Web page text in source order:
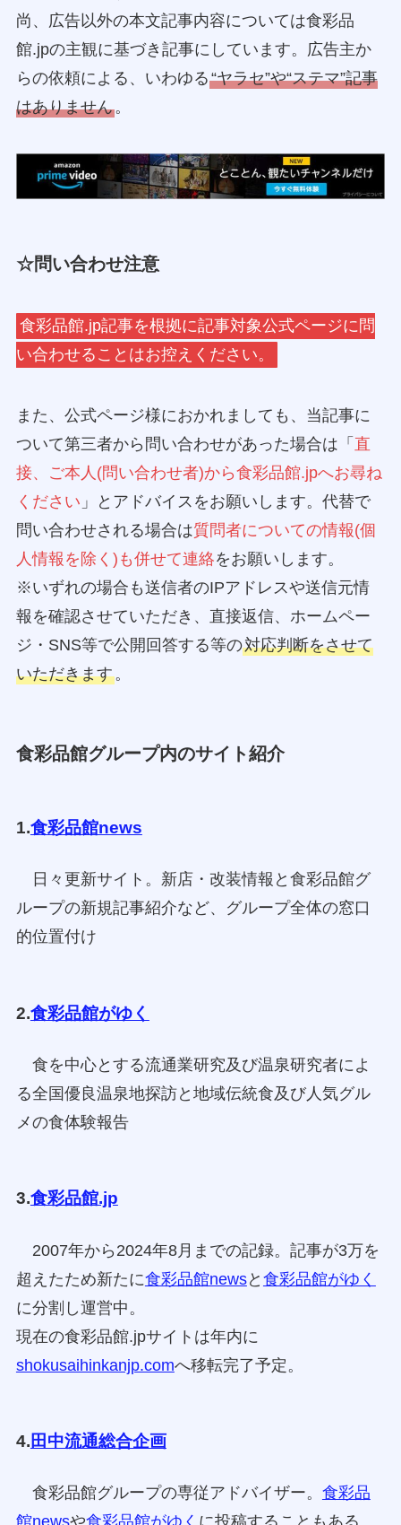
尚、広告以外の本文記事内容については食彩品
館.jpの主観に基づき記事にしています。広告主か
らの依頼による、いわゆる“ヤラセ”や“ステマ”記事
はありません。
☆問い合わせ注意
食彩品館.jp記事を根拠に記事対象公式ページに問
い合わせることはお控えください。
また、公式ページ様におかれましても、当記事に
ついて第三者から問い合わせがあった場合は「 直
接、ご本人(問い合わせ者)から食彩品館.jpへお尋ね
ください 」とアドバイスをお願いします。代替で
問い合わせされる場合は質問者についての情報(個
人情報を除く)も併せて連絡をお願いします。
※いずれの場合も送信者のIPアドレスや送信元情
報を確認させていただき、直接返信、ホームペー
ジ・SNS等で公開回答する等の対応判断をさせて
いただきます。
食彩品館グループ内のサイト紹介
1.食彩品館news
日々更新サイト。新店・改装情報と食彩品館グ
ループの新規記事紹介など、グループ全体の窓口
的位置付け
2.食彩品館がゆく
食を中心とする流通業研究及び温泉研究者によ
る全国優良温泉地探訪と地域伝統食及び人気グル
メの食体験報告
3.食彩品館.jp
2007年から2024年8月までの記録。記事が3万を
超えたため新たに食彩品館newsと 食彩品館がゆく
に分割し運営中。
現在の食彩品館.jpサイトは年内に
shokusaihinkanjp.comへ移転完了予定。
4.田中流通総合企画
食彩品館グループの専従アドバイザー。 食彩品